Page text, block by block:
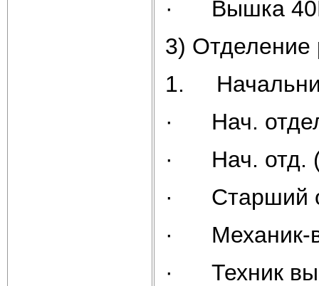
· Вышка
3) Отделение
1.
· Нач.
· Нач. отд.
· Старший
· Механик-
· Техник